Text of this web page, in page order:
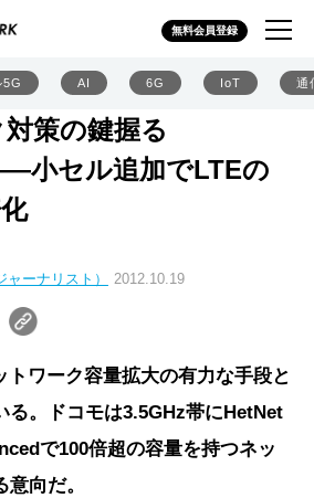
無料会員登録
5G AI 6G IoT 通
対策の鍵握る
小セル追加でLTEの
ーナリスト） 2012.10.19
トワーク容量拡大の有力な手段と
る。ドコモは3.5GHz帯にHetNet
で100倍超の容量を持つネッ
意向だ。